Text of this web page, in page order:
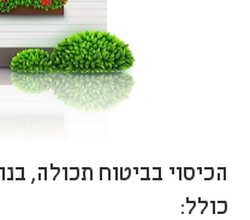
הכיסוי בביטוח תכולה,
כולל: